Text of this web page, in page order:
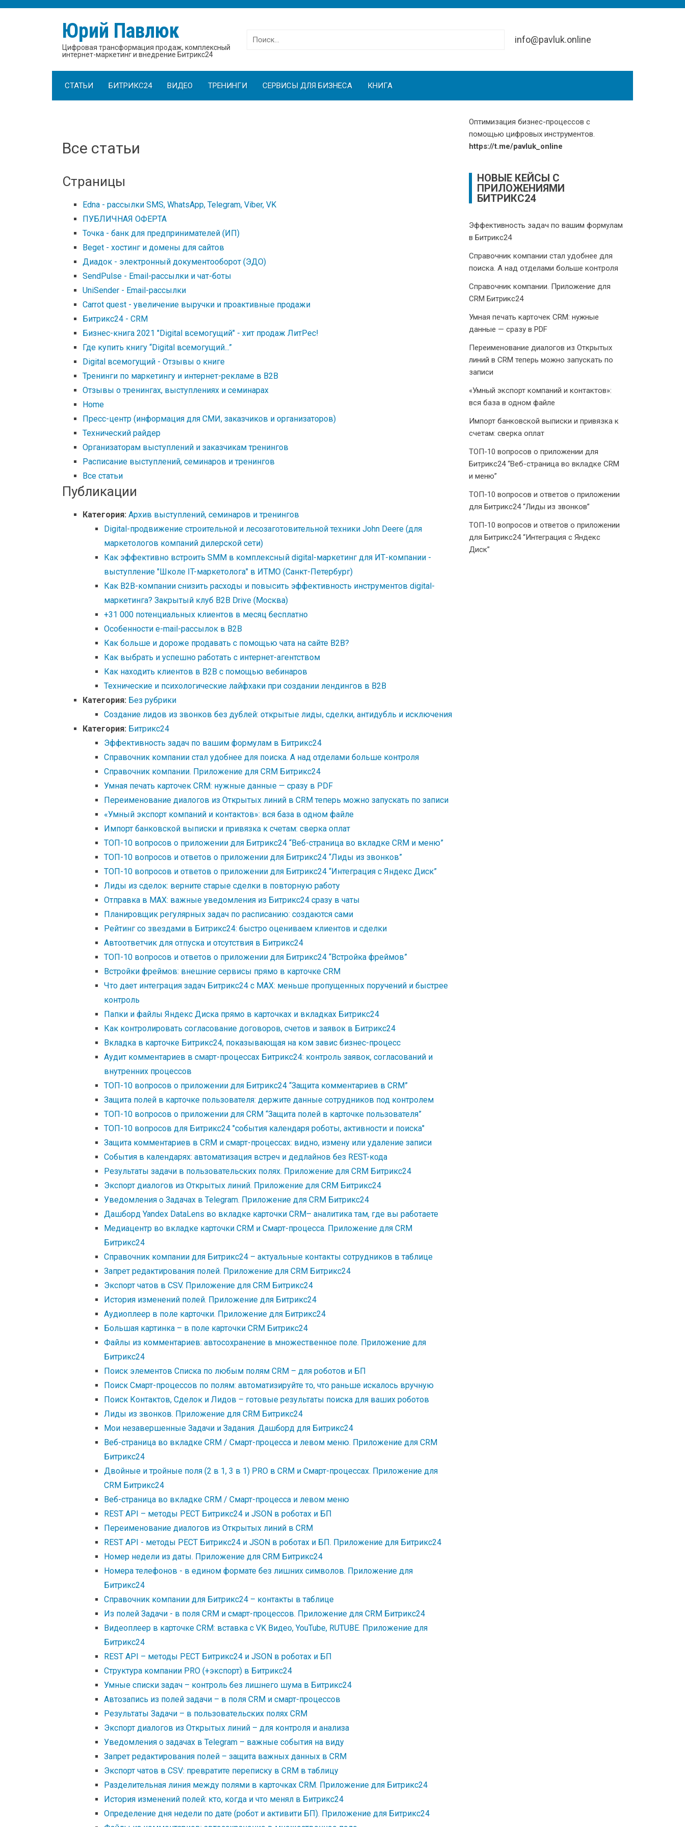
Юрий Павлюк
Цифровая трансформация продаж, комплексный
интернет-маркетинг и внедрение Битрикс24
Найти: info@pavluk.online
СТАТЬИ БИТРИКС24 ВИДЕО ТРЕНИНГИ СЕРВИСЫ ДЛЯ БИЗНЕСА КНИГА
Все статьи
Страницы
Edna - рассылки SMS, WhatsApp, Telegram, Viber, VK
ПУБЛИЧНАЯ ОФЕРТА
Точка - банк для предпринимателей (ИП)
Beget - хостинг и домены для сайтов
Диадок - электронный документооборот (ЭДО)
SendPulse - Email-рассылки и чат-боты
UniSender - Email-рассылки
Carrot quest - увеличение выручки и проактивные продажи
Битрикс24 - CRM
Бизнес-книга 2021 "Digital всемогущий" - хит продаж ЛитРес!
Где купить книгу “Digital всемогущий...”
Digital всемогущий - Отзывы о книге
Тренинги по маркетингу и интернет-рекламе в B2B
Отзывы о тренингах, выступлениях и семинарах
Home
Пресс-центр (информация для СМИ, заказчиков и организаторов)
Технический райдер
Организаторам выступлений и заказчикам тренингов
Расписание выступлений, семинаров и тренингов
Все статьи
Публикации
Категория: Архив выступлений, семинаров и тренингов
Digital-продвижение строительной и лесозаготовительной техники John Deere (для
маркетологов компаний дилерской сети)
Как эффективно встроить SMM в комплексный digital-маркетинг для ИТ-компании -
выступление "Школе IT-маркетолога" в ИТМО (Санкт-Петербург)
Как B2B-компании снизить расходы и повысить эффективность инструментов digital-
маркетинга? Закрытый клуб B2B Drive (Москва)
+31 000 потенциальных клиентов в месяц бесплатно
Особенности e-mail-рассылок в B2B
Как больше и дороже продавать с помощью чата на сайте B2B?
Как выбрать и успешно работать с интернет-агентством
Как находить клиентов в B2B с помощью вебинаров
Технические и психологические лайфхаки при создании лендингов в B2B
Категория: Без рубрики
Создание лидов из звонков без дублей: открытые лиды, сделки, антидубль и исключения
Категория: Битрикс24
Эффективность задач по вашим формулам в Битрикс24
Справочник компании стал удобнее для поиска. А над отделами больше контроля
Справочник компании. Приложение для CRM Битрикс24
Умная печать карточек CRM: нужные данные — сразу в PDF
Переименование диалогов из Открытых линий в CRM теперь можно запускать по записи
«Умный экспорт компаний и контактов»: вся база в одном файле
Импорт банковской выписки и привязка к счетам: сверка оплат
ТОП-10 вопросов о приложении для Битрикс24 “Веб-страница во вкладке CRM и меню”
ТОП-10 вопросов и ответов о приложении для Битрикс24 “Лиды из звонков”
ТОП-10 вопросов и ответов о приложении для Битрикс24 “Интеграция с Яндекс Диск”
Лиды из сделок: верните старые сделки в повторную работу
Отправка в MAX: важные уведомления из Битрикс24 сразу в чаты
Планировщик регулярных задач по расписанию: создаются сами
Рейтинг со звездами в Битрикс24: быстро оцениваем клиентов и сделки
Автоответчик для отпуска и отсутствия в Битрикс24
ТОП-10 вопросов и ответов о приложении для Битрикс24 “Встройка фреймов”
Встройки фреймов: внешние сервисы прямо в карточке CRM
Что дает интеграция задач Битрикс24 с MAX: меньше пропущенных поручений и быстрее
контроль
Папки и файлы Яндекс Диска прямо в карточках и вкладках Битрикс24
Как контролировать согласование договоров, счетов и заявок в Битрикс24
Вкладка в карточке Битрикс24, показывающая на ком завис бизнес-процесс
Аудит комментариев в смарт-процессах Битрикс24: контроль заявок, согласований и
внутренних процессов
ТОП-10 вопросов о приложении для Битрикс24 “Защита комментариев в CRM”
Защита полей в карточке пользователя: держите данные сотрудников под контролем
ТОП-10 вопросов о приложении для CRM “Защита полей в карточке пользователя”
ТОП-10 вопросов для Битрикс24 "события календаря роботы, активности и поиска"
Защита комментариев в CRM и смарт-процессах: видно, измену или удаление записи
События в календарях: автоматизация встреч и дедлайнов без REST-кода
Результаты задачи в пользовательских полях. Приложение для CRM Битрикс24
Экспорт диалогов из Открытых линий. Приложение для CRM Битрикс24
Уведомления о Задачах в Telegram. Приложение для CRM Битрикс24
Дашборд Yandex DataLens во вкладке карточки CRM– аналитика там, где вы работаете
Медиацентр во вкладке карточки CRM и Смарт-процесса. Приложение для CRM
Битрикс24
Справочник компании для Битрикс24 – актуальные контакты сотрудников в таблице
Запрет редактирования полей. Приложение для CRM Битрикс24
Экспорт чатов в CSV. Приложение для CRM Битрикс24
История изменений полей. Приложение для Битрикс24
Аудиоплеер в поле карточки. Приложение для Битрикс24
Большая картинка – в поле карточки CRM Битрикс24
Файлы из комментариев: автосохранение в множественное поле. Приложение для
Битрикс24
Поиск элементов Списка по любым полям CRM – для роботов и БП
Поиск Смарт-процессов по полям: автоматизируйте то, что раньше искалось вручную
Поиск Контактов, Сделок и Лидов – готовые результаты поиска для ваших роботов
Лиды из звонков. Приложение для CRM Битрикс24
Мои незавершенные Задачи и Задания. Дашборд для Битрикс24
Веб-страница во вкладке CRM / Смарт-процесса и левом меню. Приложение для CRM
Битрикс24
Двойные и тройные поля (2 в 1, 3 в 1) PRO в CRM и Смарт-процессах. Приложение для
CRM Битрикс24
Веб-страница во вкладке CRM / Смарт-процесса и левом меню
REST API – методы РЕСТ Битрикс24 и JSON в роботах и БП
Переименование диалогов из Открытых линий в CRM
REST API - методы РЕСТ Битрикс24 и JSON в роботах и БП. Приложение для Битрикс24
Номер недели из даты. Приложение для CRM Битрикс24
Номера телефонов - в едином формате без лишних символов. Приложение для
Битрикс24
Справочник компании для Битрикс24 – контакты в таблице
Из полей Задачи - в поля CRM и смарт-процессов. Приложение для CRM Битрикс24
Видеоплеер в карточке CRM: вставка с VK Видео, YouTube, RUTUBE. Приложение для
Битрикс24
REST API – методы РЕСТ Битрикс24 и JSON в роботах и БП
Структура компании PRO (+экспорт) в Битрикс24
Умные списки задач – контроль без лишнего шума в Битрикс24
Автозапись из полей задачи – в поля CRM и смарт-процессов
Результаты Задачи – в пользовательских полях CRM
Экспорт диалогов из Открытых линий – для контроля и анализа
Уведомления о задачах в Telegram – важные события на виду
Запрет редактирования полей – защита важных данных в CRM
Экспорт чатов в CSV: превратите переписку в CRM в таблицу
Разделительная линия между полями в карточках CRM. Приложение для Битрикс24
История изменений полей: кто, когда и что менял в Битрикс24
Определение дня недели по дате (робот и активити БП). Приложение для Битрикс24
Оптимизация бизнес-процессов с
помощью цифровых инструментов.
https://t.me/pavluk_online
НОВЫЕ КЕЙСЫ С
ПРИЛОЖЕНИЯМИ
БИТРИКС24
Эффективность задач по вашим формулам
в Битрикс24
Справочник компании стал удобнее для
поиска. А над отделами больше контроля
Справочник компании. Приложение для
CRM Битрикс24
Умная печать карточек CRM: нужные
данные — сразу в PDF
Переименование диалогов из Открытых
линий в CRM теперь можно запускать по
записи
«Умный экспорт компаний и контактов»:
вся база в одном файле
Импорт банковской выписки и привязка к
счетам: сверка оплат
ТОП-10 вопросов о приложении для
Битрикс24 “Веб-страница во вкладке CRM
и меню”
ТОП-10 вопросов и ответов о приложении
для Битрикс24 “Лиды из звонков”
ТОП-10 вопросов и ответов о приложении
для Битрикс24 “Интеграция с Яндекс
Диск”